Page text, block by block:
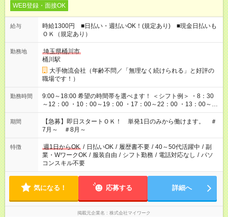
WEB登録・面接OK
給与
時給1300円 ■日払い・週払いOK！(規定あり) ■現金日払いも
ＯＫ（規定あり）
勤務地
埼玉県桶川市
桶川駅
大手物流会社（年齢不問／「無理なく続けられる」と好評の
職場です！）
勤務時間
9:00～18:00 希望の時間帯を選べます！ ＜シフト例＞ ・8：30
～12：00 ・10：00～19：00 ・17：00～22：00 ・13：00～
22：00 ・22：00～翌6：00 など
期間
【急募】即日スタートＯＫ！ 単発1日のみから働けます。 ＃
7月～ ＃8月～
特徴 週1日からOK / 日払いOK / 履歴書不要 / 40～50代活躍中 / 副
業・WワークOK / 服装自由 / シフト勤務 / 電話対応なし / パソ
コンスキル不要
気になる！ 応募する 詳細へ
掲載元企業名 株式会社マイワーク